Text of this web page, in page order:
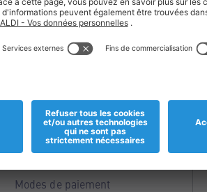
de nos offres.
Informations
Magasins
Modes de paiement